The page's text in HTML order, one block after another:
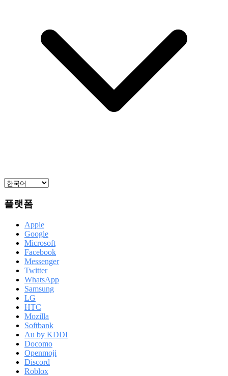
플랫폼
Apple
Google
Microsoft
Facebook
Messenger
Twitter
WhatsApp
Samsung
LG
HTC
Mozilla
Softbank
Au by KDDI
Docomo
Openmoji
Discord
Roblox